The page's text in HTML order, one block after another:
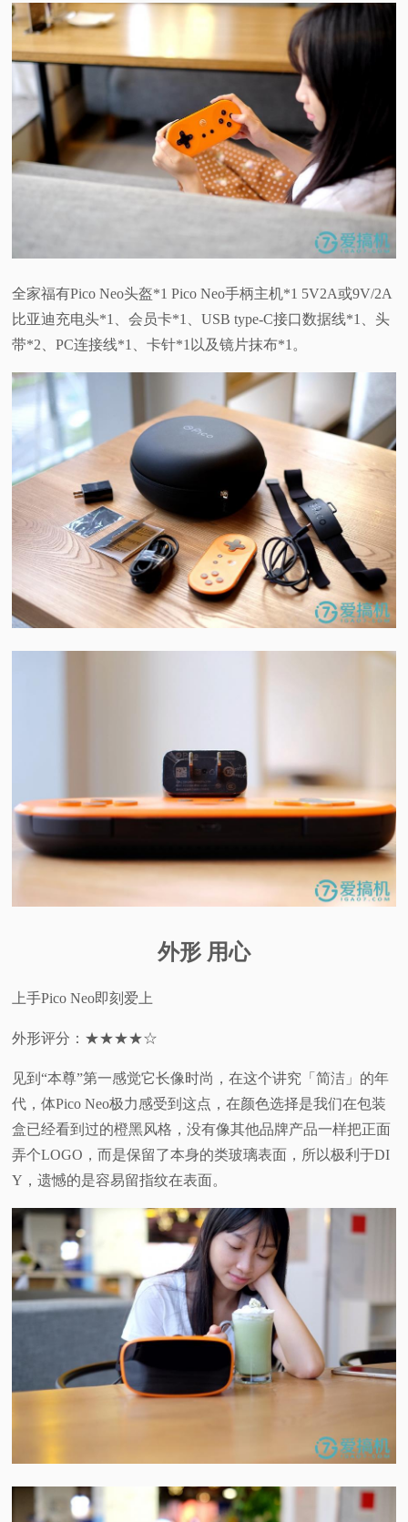
全家福有Pico Neo头盔*1 Pico Neo手柄主机*1 5V2A或9V/2A
比亚迪充电头*1、会员卡*1、USB type-C接口数据线*1、头
带*2、PC连接线*1、卡针*1以及镜片抹布*1。
外形 用心
上手Pico Neo即刻爱上
外形评分：★★★★☆
见到“本尊”第一感觉它长像时尚，在这个讲究「简洁」的年
代，体Pico Neo极力感受到这点，在颜色选择是我们在包装
盒已经看到过的橙黑风格，没有像其他品牌产品一样把正面
弄个LOGO，而是保留了本身的类玻璃表面，所以极利于DI
Y，遗憾的是容易留指纹在表面。